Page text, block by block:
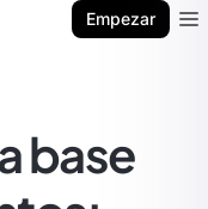
Empezar
base